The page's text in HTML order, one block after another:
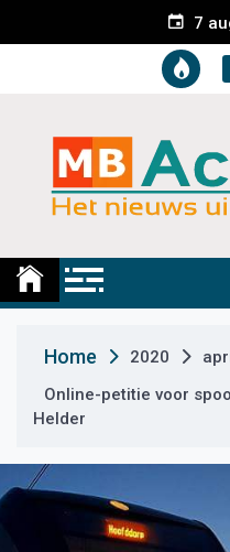
e
t
7
Medemblik
Home 2020
Online-petitie voor
Helder